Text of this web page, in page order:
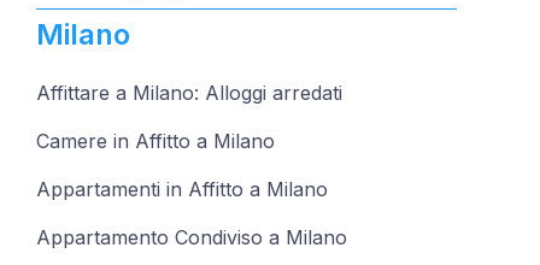
Milano
Affittare a Milano: Alloggi arredati
Camere in Affitto a Milano
Appartamenti in Affitto a Milano
Appartamento Condiviso a Milano